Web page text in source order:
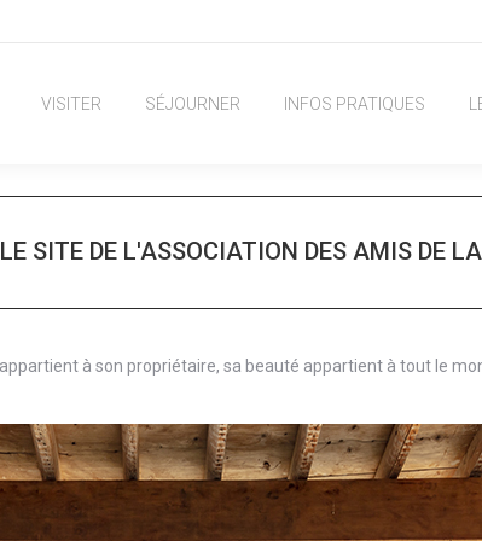
VISITER SÉJOURNER INFOS PRATIQUES
SITE DE L'ASSOCIATION DES AMIS DE
appartient à son propriétaire, sa beauté appartient à tout le